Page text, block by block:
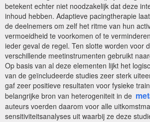
betekent echter niet noodzakelijk dat deze
inhoud hebben. Adaptieve pacingtherapie
de deelnemers om zelf het ritme van hun
vermoeidheid te voorkomen of te
ieder geval de regel. Ten slotte worden voor
verschillende meetinstrumenten gebruikt
Op basis van al deze elementen lijkt het
van de geïncludeerde studies zeer sterk
gaf zeer positieve resultaten voor fysieke
belangrijke bron van heterogeniteit in de
auteurs voerden daarom voor alle
sensitiviteitsanalyses uit waarbij ze deze